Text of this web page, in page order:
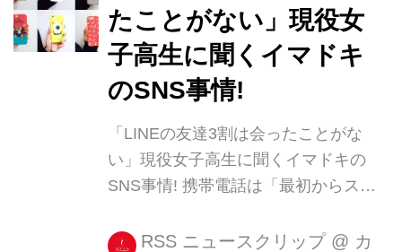
たことがない」現役女
子高生に聞くイマドキ
のSNS事情!
「LINEの友達3割は会ったことがな
い」現役女子高生に聞くイマドキの
SNS事情! 携帯電話は「最初からスマ
たね! そんな”スマホネイティブ”な女子
RSS ニュースクリップ @ カ